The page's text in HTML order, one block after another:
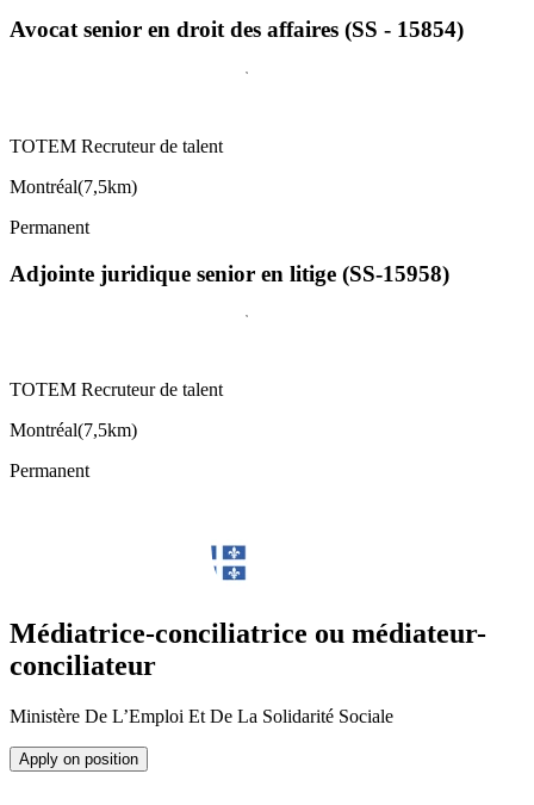
Avocat senior en droit des affaires (SS - 15854)
TOTEM Recruteur de talent
Montréal(7,5km)
Permanent
Adjointe juridique senior en litige (SS-15958)
TOTEM Recruteur de talent
Montréal(7,5km)
Permanent
Médiatrice-conciliatrice ou médiateur-
conciliateur
Ministère De L’Emploi Et De La Solidarité Sociale
Apply on position